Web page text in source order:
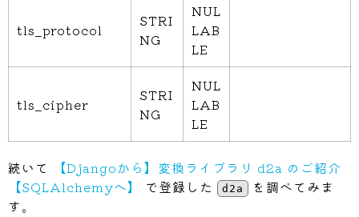
tls_protocol
STRI
NG
NUL
LAB
LE
tls_cipher
STRI
NG
NUL
LAB
LE
続いて
【Djangoから】変換ライブラリ d2a のご紹介
【SQLAlchemyへ】
で登録した d2a
を調べてみま
す。